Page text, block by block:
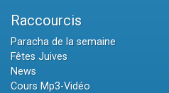
Raccourcis
Paracha de la semaine
Fêtes Juives
News
Cours Mp3-Vidéo